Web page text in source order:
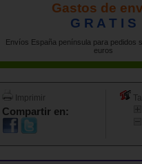
Gastos de
G R A T I S
Envíos España península para pedidos
euros
Imprimir
Compartir en: